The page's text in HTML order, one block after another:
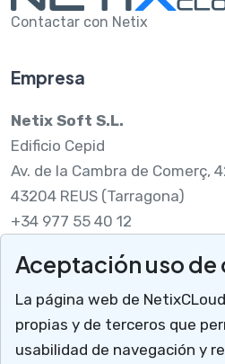
Aceptación uso de
La página web de
propias y de terceros que
usabilidad de navegación y
Contactar con Netix
Empresa
Netix Soft S.L.
Edificio Cepid
Av. de la Cambra de Comerç,
43204 REUS (Tarragona)
+34 977 55 40 12
Legal
Nota legal
RGPDUE